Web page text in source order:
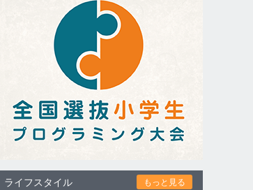
ライフスタイル もっと見る